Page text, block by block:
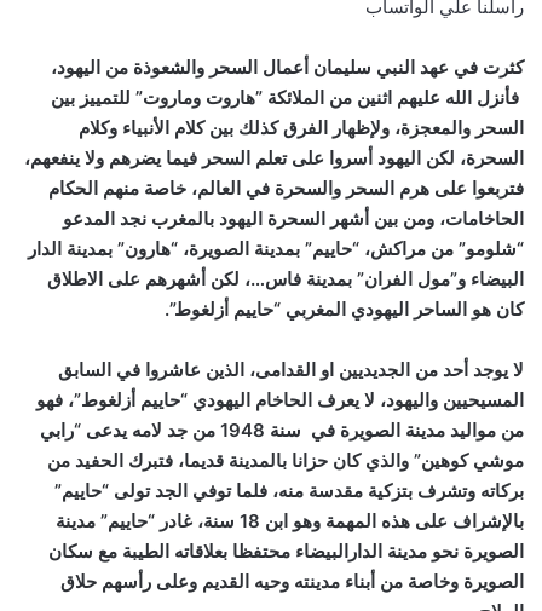
راسلنا علي الواتساب
كثرت في عهد النبي سليمان أعمال السحر والشعوذة من اليهود،
فأنزل الله عليهم اثنين من الملائكة ”هاروت وماروت” للتمييز بين
السحر والمعجزة، ولإظهار الفرق كذلك بين كلام الأنبياء وكلام
السحرة، لكن اليهود أسروا على تعلم السحر فيما يضرهم ولا ينفعهم،
فتربعوا على هرم السحر والسحرة في العالم، خاصة منهم الحكام
الحاخامات، ومن بين أشهر السحرة اليهود بالمغرب نجد المدعو
“شلومو” من مراكش، “حاييم” بمدينة الصويرة، “هارون” بمدينة الدار
البيضاء و”مول الفران” بمدينة فاس…، لكن أشهرهم على الاطلاق
كان هو الساحر اليهودي المغربي “حاييم أزلغوط”.
لا يوجد أحد من الجديديين او القدامى، الذين عاشروا في السابق
المسيحيين واليهود، لا يعرف الحاخام اليهودي “حاييم أزلغوط”، فهو
من مواليد مدينة الصويرة في سنة 1948 من جد لامه يدعى “رابي
موشي كوهين” والذي كان حزانا بالمدينة قديما، فتبرك الحفيد من
بركاته وتشرف بتزكية مقدسة منه، فلما توفي الجد تولى “حاييم”
بالإشراف على هذه المهمة وهو ابن 18 سنة، غادر “حاييم” مدينة
الصويرة نحو مدينة الدارالبيضاء محتفظا بعلاقاته الطيبة مع سكان
الصويرة وخاصة من أبناء مدينته وحيه القديم وعلى رأسهم حلاق